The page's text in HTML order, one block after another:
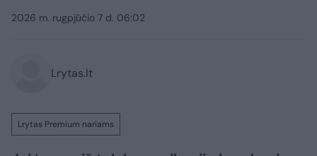
2026 m. rugpjūčio 7 d. 06:02
Lrytas.lt
Lrytas Premium nariams